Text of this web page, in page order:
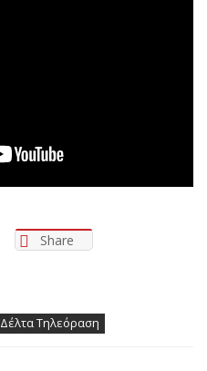
Share
Δέλτα Τηλεόραση